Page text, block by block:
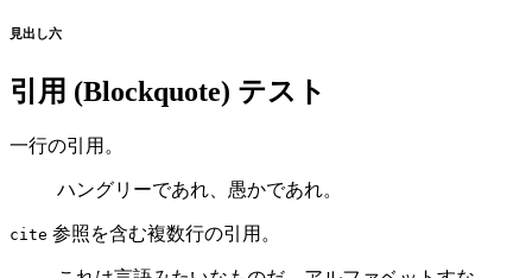
見出し六
引用 (Blockquote) テスト
一行の引用。
ハングリーであれ、愚かであれ。
cite 参照を含む複数行の引用。